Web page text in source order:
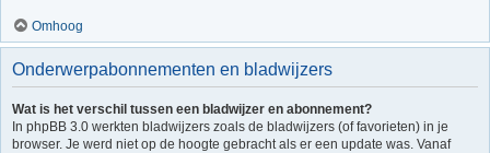
Omhoog
Onderwerpabonnementen en bladwijzers
Wat is het verschil tussen een bladwijzer en abonnement?
In phpBB 3.0 werkten bladwijzers zoals de bladwijzers (of favorieten) in je
browser. Je werd niet op de hoogte gebracht als er een update was. Vanaf